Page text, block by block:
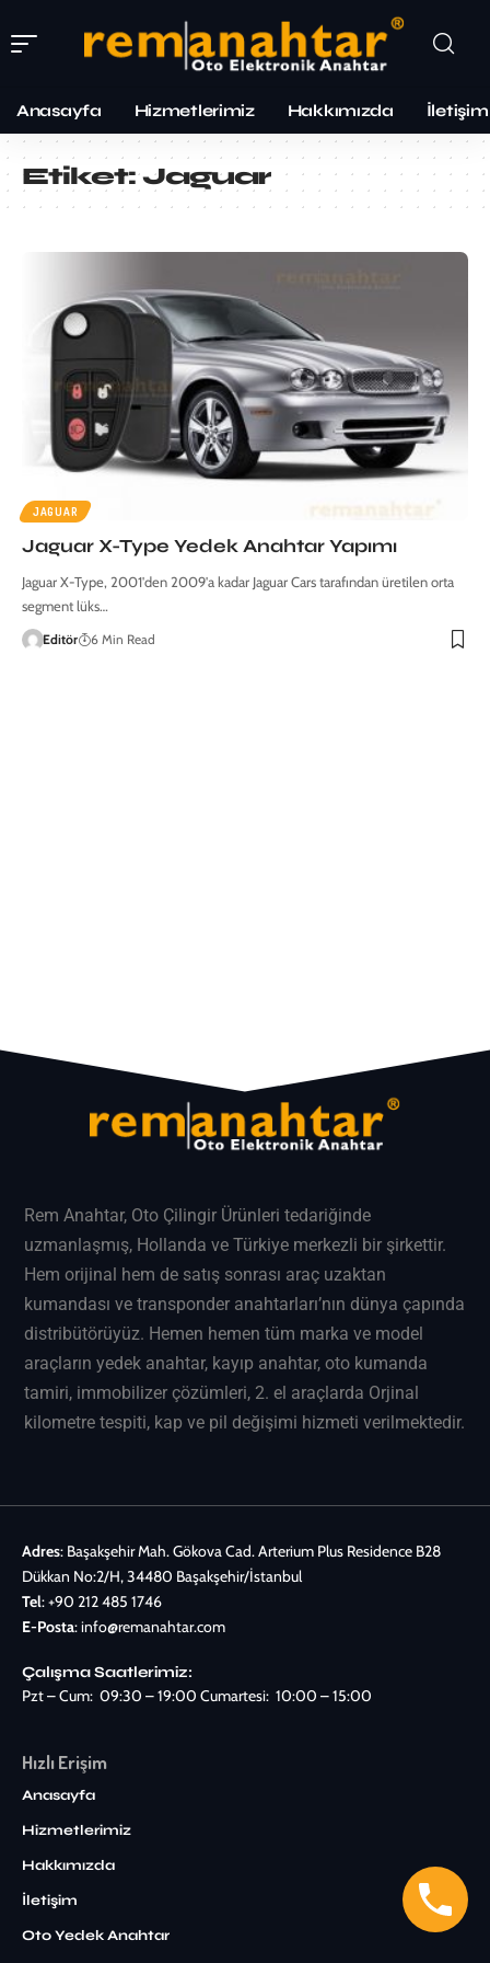
Anasayfa Hizmetlerimiz Hakkımızda İletişim
Etiket:Jaguar
JAGUAR
Jaguar X-Type Yedek Anahtar Yapımı
Jaguar X-Type, 2001'den 2009'a kadar Jaguar Cars tarafından üretilen orta
segment lüks…
Editör 6 Min Read
Rem Anahtar, Oto Çilingir Ürünleri tedariğinde
uzmanlaşmış, Hollanda ve Türkiye merkezli bir şirkettir.
Hem orijinal hem de satış sonrası araç uzaktan
kumandası ve transponder anahtarları’nın dünya çapında
distribütörüyüz. Hemen hemen tüm marka ve model
araçların yedek anahtar, kayıp anahtar, oto kumanda
tamiri, immobilizer çözümleri, 2. el araçlarda Orjinal
kilometre tespiti, kap ve pil değişimi hizmeti verilmektedir.
Adres: Başakşehir Mah. Gökova Cad. Arterium Plus Residence B28
Dükkan No:2/H, 34480 Başakşehir/İstanbul
Tel:+90 212 485 1746
E-Posta:info@remanahtar.com
Çalışma Saatlerimiz:
Pzt – Cum: 09:30 – 19:00 Cumartesi: 10:00 – 15:00
Hızlı Erişim
Anasayfa
Hizmetlerimiz
Hakkımızda
İletişim
Oto Yedek Anahtar